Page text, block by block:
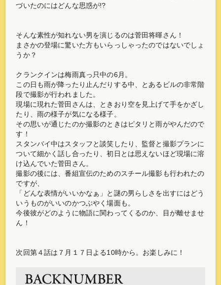
づいたのにはどんな思惑が!?
そんな素性が知れない男を演じるのは菅田将暉さん！
まさかの登場に驚いた方もいらっしゃったのではないでしょ
うか？
クランクインは梅雨真っ只中の6月。
この日も雨が降ったり止んだりする中、とあるビルの非常階
段で撮影が行われました。
現場に現れた菅田さんは、ときおり空を見上げて手をかざし
たり、雨の様子が気になる様子。
その思いが通じたのか撮影のときはピタリと雨がやんだので
す！
スタンバイ中はスタッフと談笑したり、監督と撮影プランに
ついて細かく話し合ったり、初日とは思えないほど現場に溶
け込んでいた菅田さん。
撮影の後には、番組宣伝のためのスチール撮影も行われたの
ですが、
「どんな表情がいいかなぁ」と謎の男らしさを出すにはどう
いうものがいいのかつぶやく場面も。
今後彼がどのように物語に関わってくるのか、目が離せませ
ん！
次回第４話は７月１７日よる10時から。お楽しみに！